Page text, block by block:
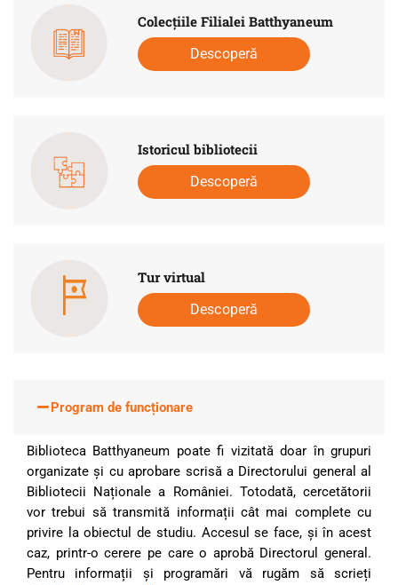
Colecţiile Filialei Batthyaneum
Descoperă
Istoricul bibliotecii
Descoperă
Tur virtual
Descoperă
Program de funcționare
Biblioteca Batthyaneum poate fi vizitată doar în grupuri
organizate și cu aprobare scrisă a Directorului general al
Bibliotecii Naționale a României. Totodată, cercetătorii
vor trebui să transmită informații cât mai complete cu
privire la obiectul de studiu. Accesul se face, și în acest
caz, printr-o cerere pe care o aprobă Directorul general.
Pentru informații și programări vă rugăm să scrieți